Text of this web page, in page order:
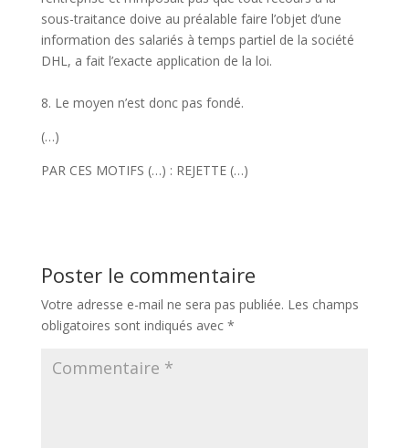
sous-traitance doive au préalable faire l’objet d’une
information des salariés à temps partiel de la société
DHL, a fait l’exacte application de la loi.
8. Le moyen n’est donc pas fondé.
(…)
PAR CES MOTIFS (…) : REJETTE (…)
Poster le commentaire
Votre adresse e-mail ne sera pas publiée. Les champs
obligatoires sont indiqués avec *